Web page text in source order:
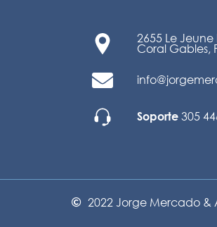
2655 Le Jeune
Coral Gables,
Soporte305
2022 Jorge Mercado &